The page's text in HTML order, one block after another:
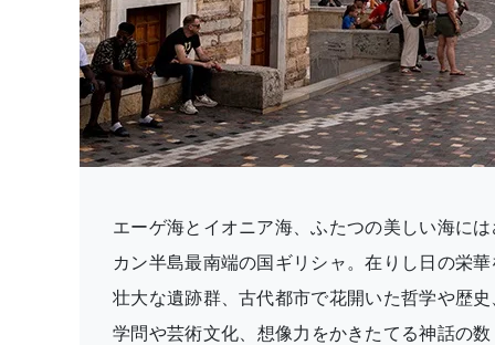
エーゲ海とイオニア海、ふたつの美しい海に
カン半島最南端の国ギリシャ。在りし日の栄
壮大な遺跡群、古代都市で花開いた哲学や歴
学問や芸術文化、想像力をかきたてる神話の